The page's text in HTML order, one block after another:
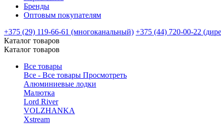
Бренды
Оптовым покупателям
+375 (29) 119-66-61 (многоканальный) +375 (44) 720-00-22
Каталог товаров
Каталог товаров
Все товары
Все - Все товары Просмотреть
Алюминиевые лодки
Малютка
Lord River
VOLZHANKA
Xstream